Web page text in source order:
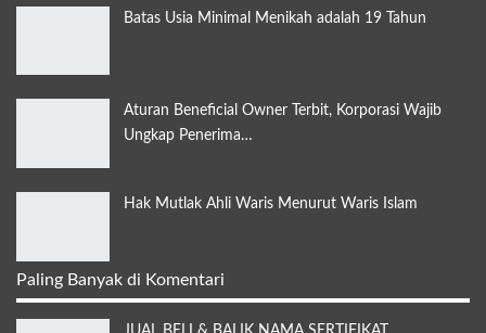
Batas Usia Minimal Menikah adalah 19 Tahun
Aturan Beneficial Owner Terbit, Korporasi Wajib
Ungkap Penerima…
Hak Mutlak Ahli Waris Menurut Waris Islam
Paling Banyak di Komentari